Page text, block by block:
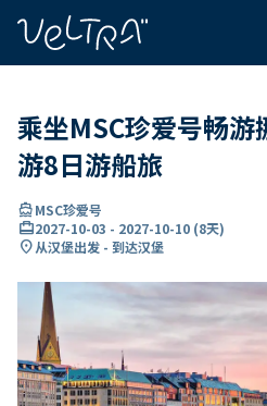
乘坐MSC珍爱号畅
游8日游船旅
directions_boatMSC珍爱号
card_travel2027-10-03 - 2027-10-10 (8天)
location_on从汉堡出发 - 到达汉堡